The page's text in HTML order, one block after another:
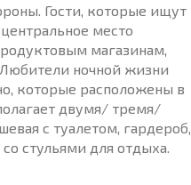
Гости, которые ищут
место
магазинам,
ночной жизни
которые расположены в
двумя/ тремя/
с туалетом, гардероб,
стульями для отдыха.